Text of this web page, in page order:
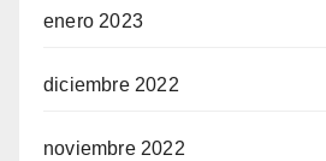
enero 2023
diciembre 2022
noviembre 2022